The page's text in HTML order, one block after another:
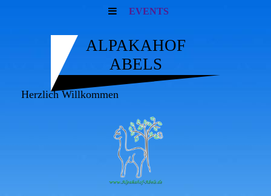
EVENTS
ALPAKAHOF
ABELS
Herzlich Willkommen